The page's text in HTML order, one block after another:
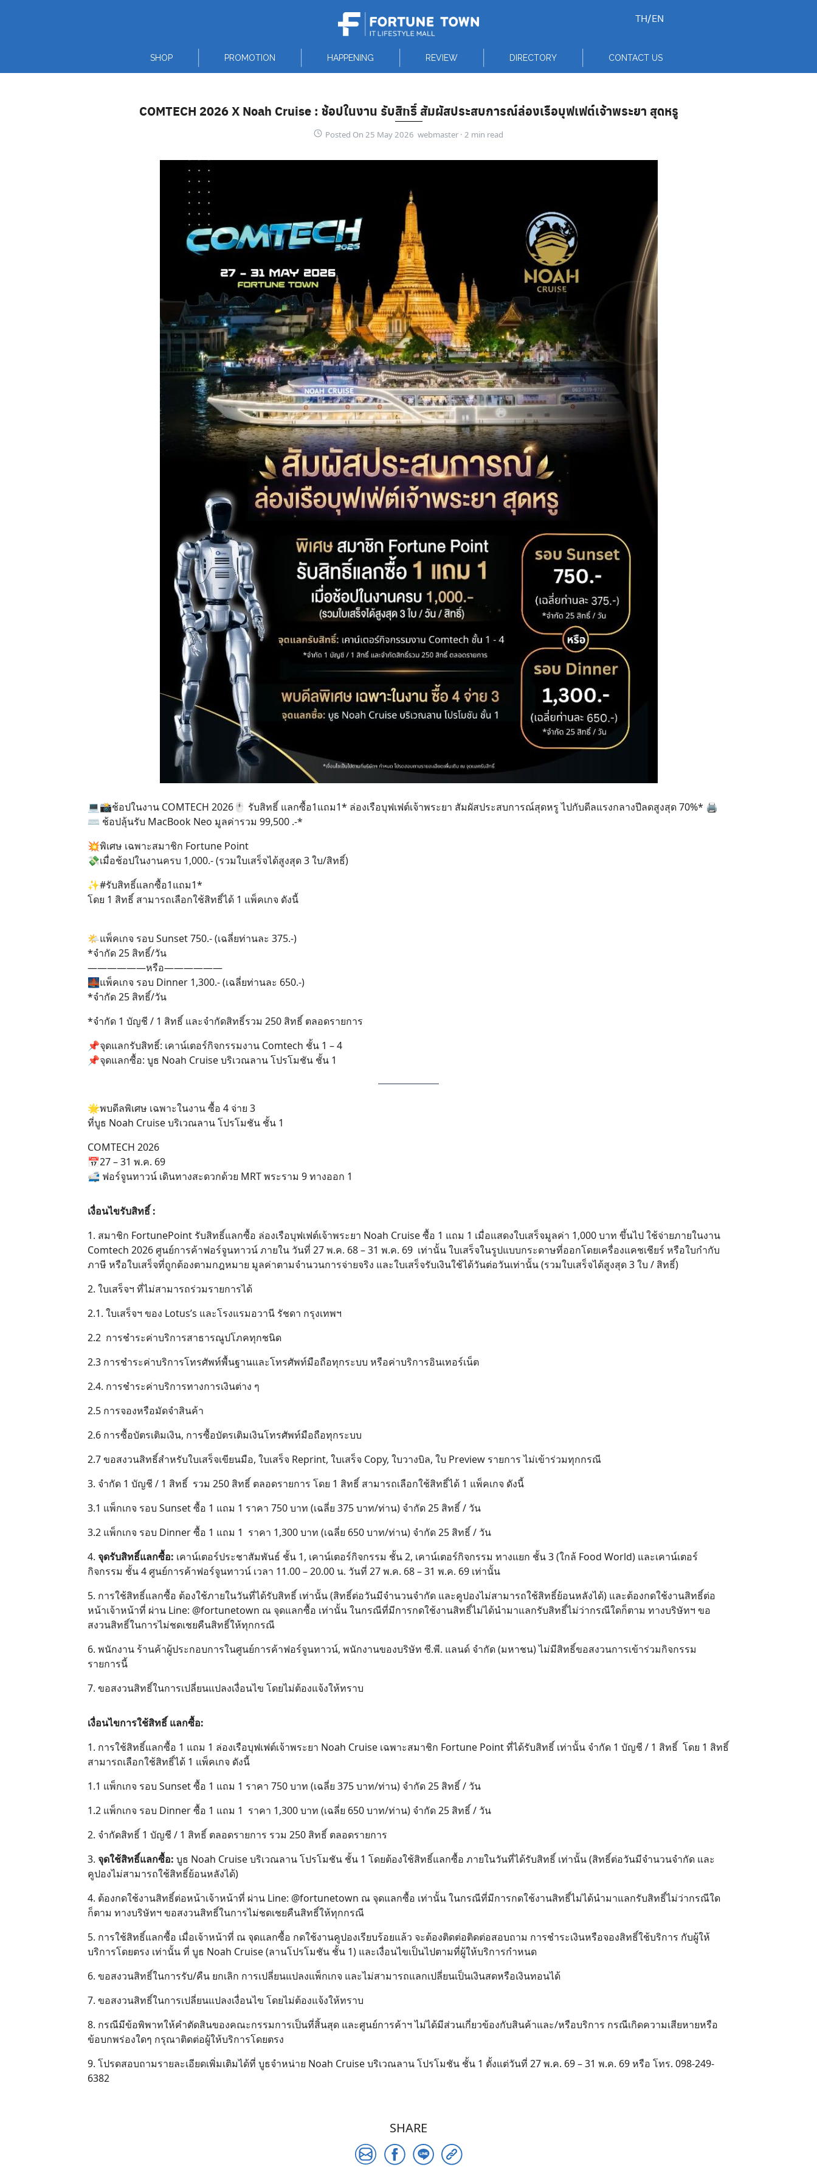
TH/EN
SHOP PROMOTION HAPPENING REVIEW DIRECTORY CONTACT US
for:
COMTECH 2026 X Noah Cruise : ช้อปในงาน รับสิทธิ์ สัมผัสประสบการณ์ล่องเรือบุฟเฟต์เจ้าพระยา สุดหรู
Posted On 25 May 2026 webmaster ·
💻📸ช้อปในงาน COMTECH 2026🖱️ รับสิทธิ์ แลกซื้อ1แถม1* ล่องเรือบุฟเฟต์เจ้าพระยา สัมผัสประสบการณ์สุดหรู ไปกับดีลแรงกลางปีลดสูงสุด 70%* 🖨️
⌨️ ช้อปลุ้นรับ MacBook Neo มูลค่ารวม 99,500 .-*
💥พิเศษ เฉพาะสมาชิก Fortune Point
💸เมื่อช้อปในงานครบ 1,000.- (รวมใบเสร็จได้สูงสุด 3 ใบ/สิทธิ์)
✨#รับสิทธิ์แลกซื้อ1แถม1*
โดย 1 สิทธิ์ สามารถเลือกใช้สิทธิ์ได้ 1 แพ็คเกจ ดังนี้
🌤แพ็คเกจ รอบ Sunset 750.- (เฉลี่ยท่านละ 375.-)
*จำกัด 25 สิทธิ์/วัน
——————หรือ——————
🌉แพ็คเกจ รอบ Dinner 1,300.- (เฉลี่ยท่านละ 650.-)
*จำกัด 25 สิทธิ์/วัน
*จำกัด 1 บัญชี / 1 สิทธิ์ และจำกัดสิทธิ์รวม 250 สิทธิ์ ตลอดรายการ
📌จุดแลกรับสิทธิ์: เคาน์เตอร์กิจกรรมงาน Comtech ชั้น 1 – 4
📌จุดแลกซื้อ: บูธ Noah Cruise บริเวณลาน โปรโมชัน ชั้น 1
🌟พบดีลพิเศษ เฉพาะในงาน ซื้อ 4 จ่าย 3
ที่บูธ Noah Cruise บริเวณลาน โปรโมชัน ชั้น 1
COMTECH 2026
📅27 – 31 พ.ค. 69
🚅 ฟอร์จูนทาวน์ เดินทางสะดวกด้วย MRT พระราม 9 ทางออก 1
เงื่อนไขรับสิทธิ์ :
1. สมาชิก FortunePoint รับสิทธิ์แลกซื้อ ล่องเรือบุฟเฟต์เจ้าพระยา Noah Cruise ซื้อ 1 แถม 1 เมื่อแสดงใบเสร็จมูลค่า 1,000 บาท ขึ้นไป ใช้จ่ายภายในงาน
Comtech 2026 ศูนย์การค้าฟอร์จูนทาวน์ ภายใน วันที่ 27 พ.ค. 68 – 31 พ.ค. 69 เท่านั้น ใบเสร็จในรูปแบบกระดาษที่ออกโดยเครื่องแคชเชียร์ หรือใบกำกับ
ภาษี หรือใบเสร็จที่ถูกต้องตามกฎหมาย มูลค่าตามจำนวนการจ่ายจริง และใบเสร็จรับเงินใช้ได้วันต่อวันเท่านั้น (รวมใบเสร็จได้สูงสุด 3 ใบ / สิทธิ์)
2. ใบเสร็จฯ ที่ไม่สามารถร่วมรายการได้
2.1. ใบเสร็จฯ ของ Lotus’s และโรงแรมอวานี รัชดา กรุงเทพฯ
2.2 การชำระค่าบริการสาธารณูปโภคทุกชนิด
2.3 การชำระค่าบริการโทรศัพท์พื้นฐานและโทรศัพท์มือถือทุกระบบ หรือค่าบริการอินเทอร์เน็ต
2.4. การชำระค่าบริการทางการเงินต่าง ๆ
2.5 การจองหรือมัดจำสินค้า
2.6 การซื้อบัตรเติมเงิน, การซื้อบัตรเติมเงินโทรศัพท์มือถือทุกระบบ
2.7 ขอสงวนสิทธิ์สำหรับใบเสร็จเขียนมือ, ใบเสร็จ Reprint, ใบเสร็จ Copy, ใบวางบิล, ใบ Preview รายการ ไม่เข้าร่วมทุกกรณี
3. จำกัด 1 บัญชี / 1 สิทธิ์ รวม 250 สิทธิ์ ตลอดรายการ โดย 1 สิทธิ์ สามารถเลือกใช้สิทธิ์ได้ 1 แพ็คเกจ ดังนี้
3.1 แพ็กเกจ รอบ Sunset ซื้อ 1 แถม 1 ราคา 750 บาท (เฉลี่ย 375 บาท/ท่าน) จำกัด 25 สิทธิ์ / วัน
3.2 แพ็กเกจ รอบ Dinner ซื้อ 1 แถม 1 ราคา 1,300 บาท (เฉลี่ย 650 บาท/ท่าน) จำกัด 25 สิทธิ์ / วัน
4. จุดรับสิทธิ์แลกซื้อ: เคาน์เตอร์ประชาสัมพันธ์ ชั้น 1, เคาน์เตอร์กิจกรรม ชั้น 2, เคาน์เตอร์กิจกรรม ทางแยก ชั้น 3 (ใกล้ Food World) และเคาน์เตอร์
กิจกรรม ชั้น 4 ศูนย์การค้าฟอร์จูนทาวน์ เวลา 11.00 – 20.00 น. วันที่ 27 พ.ค. 68 – 31 พ.ค. 69 เท่านั้น
5. การใช้สิทธิ์แลกซื้อ ต้องใช้ภายในวันที่ได้รับสิทธิ์ เท่านั้น (สิทธิ์ต่อวันมีจำนวนจำกัด และคูปองไม่สามารถใช้สิทธิ์ย้อนหลังได้) และต้องกดใช้งานสิทธิ์ต่อ
หน้าเจ้าหน้าที่ ผ่าน Line: @fortunetown ณ จุดแลกซื้อ เท่านั้น ในกรณีที่มีการกดใช้งานสิทธิ์ไม่ได้นำมาแลกรับสิทธิ์ไม่ว่ากรณีใดก็ตาม ทางบริษัทฯ ขอ
สงวนสิทธิ์ในการไม่ชดเชยคืนสิทธิ์ให้ทุกกรณี
6. พนักงาน ร้านค้าผู้ประกอบการในศูนย์การค้าฟอร์จูนทาวน์, พนักงานของบริษัท ซี.พี. แลนด์ จำกัด (มหาชน) ไม่มีสิทธิ์ขอสงวนการเข้าร่วมกิจกรรม
รายการนี้
7. ขอสงวนสิทธิ์ในการเปลี่ยนแปลงเงื่อนไข โดยไม่ต้องแจ้งให้ทราบ
เงื่อนไขการใช้สิทธิ์ แลกซื้อ:
1. การใช้สิทธิ์แลกซื้อ 1 แถม 1 ล่องเรือบุฟเฟต์เจ้าพระยา Noah Cruise เฉพาะสมาชิก Fortune Point ที่ได้รับสิทธิ์ เท่านั้น จำกัด 1 บัญชี / 1 สิทธิ์ โดย 1 สิทธิ์
สามารถเลือกใช้สิทธิ์ได้ 1 แพ็คเกจ ดังนี้
1.1 แพ็กเกจ รอบ Sunset ซื้อ 1 แถม 1 ราคา 750 บาท (เฉลี่ย 375 บาท/ท่าน) จำกัด 25 สิทธิ์ / วัน
1.2 แพ็กเกจ รอบ Dinner ซื้อ 1 แถม 1 ราคา 1,300 บาท (เฉลี่ย 650 บาท/ท่าน) จำกัด 25 สิทธิ์ / วัน
2. จำกัดสิทธิ์ 1 บัญชี / 1 สิทธิ์ ตลอดรายการ รวม 250 สิทธิ์ ตลอดรายการ
3. จุดใช้สิทธิ์แลกซื้อ: บูธ Noah Cruise บริเวณลาน โปรโมชัน ชั้น 1 โดยต้องใช้สิทธิ์แลกซื้อ ภายในวันที่ได้รับสิทธิ์ เท่านั้น (สิทธิ์ต่อวันมีจำนวนจำกัด และ
คูปองไม่สามารถใช้สิทธิ์ย้อนหลังได้)
4. ต้องกดใช้งานสิทธิ์ต่อหน้าเจ้าหน้าที่ ผ่าน Line: @fortunetown ณ จุดแลกซื้อ เท่านั้น ในกรณีที่มีการกดใช้งานสิทธิ์ไม่ได้นำมาแลกรับสิทธิ์ไม่ว่ากรณีใด
ก็ตาม ทางบริษัทฯ ขอสงวนสิทธิ์ในการไม่ชดเชยคืนสิทธิ์ให้ทุกกรณี
5. การใช้สิทธิ์แลกซื้อ เมื่อเจ้าหน้าที่ ณ จุดแลกซื้อ กดใช้งานคูปองเรียบร้อยแล้ว จะต้องติดต่อติดต่อสอบถาม การชำระเงินหรือจองสิทธิ์ใช้บริการ กับผู้ให้
บริการโดยตรง เท่านั้น ที่ บูธ Noah Cruise (ลานโปรโมชัน ชั้น 1) และเงื่อนไขเป็นไปตามที่ผู้ให้บริการกำหนด
6. ขอสงวนสิทธิ์ในการรับ/คืน ยกเลิก การเปลี่ยนแปลงแพ็กเกจ และไม่สามารถแลกเปลี่ยนเป็นเงินสดหรือเงินทอนได้
7. ขอสงวนสิทธิ์ในการเปลี่ยนแปลงเงื่อนไข โดยไม่ต้องแจ้งให้ทราบ
8. กรณีมีข้อพิพาทให้คำตัดสินของคณะกรรมการเป็นที่สิ้นสุด และศูนย์การค้าฯ ไม่ได้มีส่วนเกี่ยวข้องกับสินค้าและ/หรือบริการ กรณีเกิดความเสียหายหรือ
ข้อบกพร่องใดๆ กรุณาติดต่อผู้ให้บริการโดยตรง
9. โปรดสอบถามรายละเอียดเพิ่มเติมได้ที่ บูธจำหน่าย Noah Cruise บริเวณลาน โปรโมชัน ชั้น 1 ตั้งแต่วันที่ 27 พ.ค. 69 – 31 พ.ค. 69 หรือ โทร. 098-249-
6382
SHARE